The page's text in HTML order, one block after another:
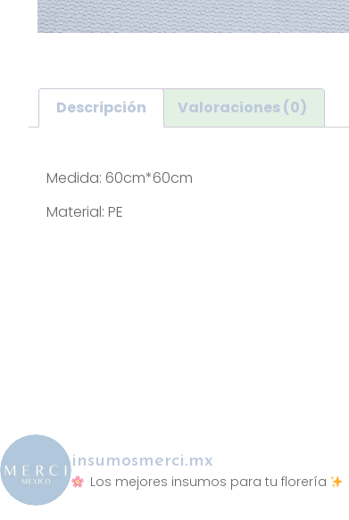
Descripción Valoraciones (0)
Medida: 60cm*60cm
Material: PE
insumosmerci.mx
Los mejores insumos para tu florería